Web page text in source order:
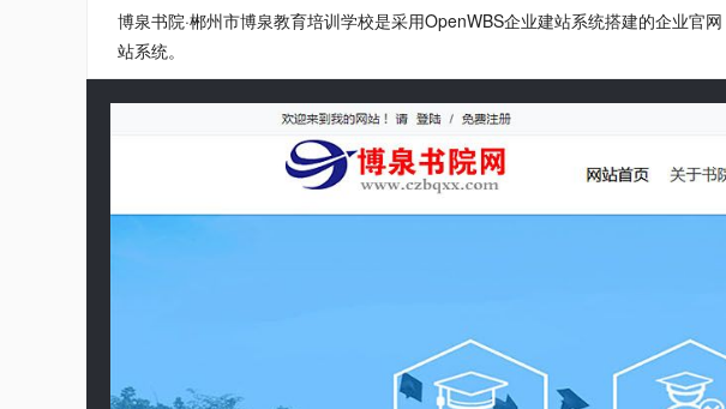
博泉书院·郴州市博泉教育培训学校是采用OpenWBS企业建站系统搭建的企业
站系统。